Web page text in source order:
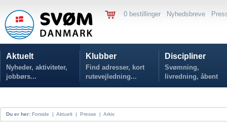
0 bestillinger Nyhedsbreve
Aktuelt
Nyheder, aktiviteter,
jobbørs...
Klubber
Find adresser, kort
rutevejledning...
Discipliner
Svømning,
livredning, åbent
vand...
Du er her: Forside | Aktuelt | Presse | Arkiv